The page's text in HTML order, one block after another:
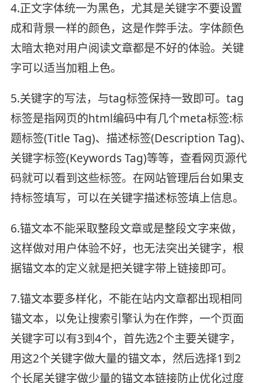
4.正文字体统一为黑色，尤其是关键字不要设置
成和背景一样的颜色，这是作弊手法。字体颜色
太暗太艳对用户阅读文章都是不好的体验。关键
字可以适当加粗上色。
5.关键字的写法，与tag标签保持一致即可。tag
标签是指网页的html编码中有几个meta标签:标
题标签(Title Tag)、描述标签(Description Tag)、
关键字标签(Keywords Tag)等等，查看网页源代
码就可以看到这些标签。在网站管理后台如果支
持标签填写，可以在关键字描述标签填上信息。
6.锚文本不能采取整段文章或是整段文字来做，
这样做对用户体验不好，也无法突出关键字，根
据锚文本的定义就是把关键字带上链接即可。
7.锚文本要多样化，不能在站内文章都出现相同
锚文本，以免让搜索引擎认为在作弊，一个页面
关键字可以有3到4个，首先选2个主要关键字，
用这2个关键字做大量的锚文本，然后选择1到2
个长尾关键字做少量的锚文本链接防止优化过度